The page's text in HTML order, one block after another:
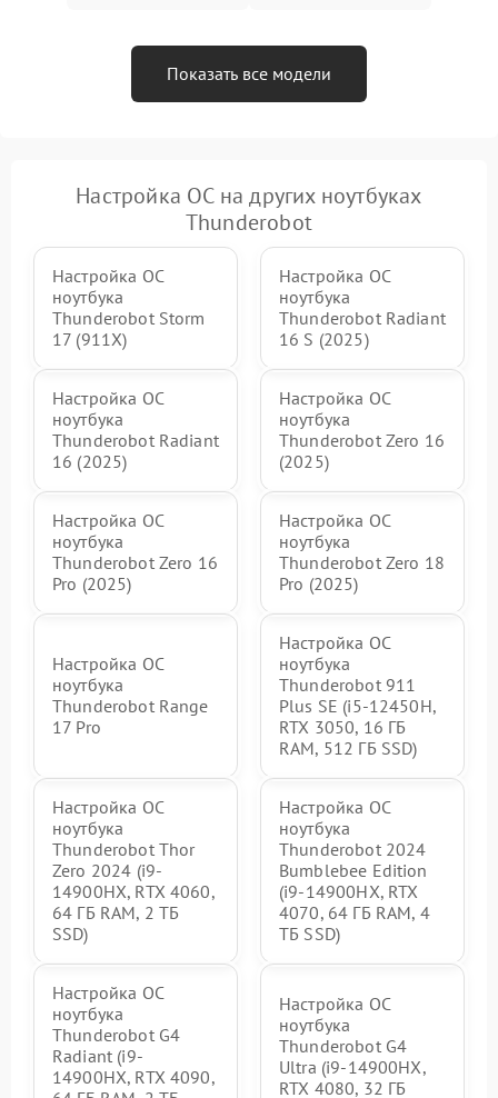
Показать все модели
Настройка ОС на других ноутбуках
Thunderobot
Настройка ОС
ноутбука
Thunderobot Storm
17 (911X)
Настройка ОС
ноутбука
Thunderobot Radiant
16 S (2025)
Настройка ОС
ноутбука
Thunderobot Radiant
16 (2025)
Настройка ОС
ноутбука
Thunderobot Zero 16
(2025)
Настройка ОС
ноутбука
Thunderobot Zero 16
Pro (2025)
Настройка ОС
ноутбука
Thunderobot Zero 18
Pro (2025)
Настройка ОС
ноутбука
Thunderobot Range
17 Pro
Настройка ОС
ноутбука
Thunderobot 911
Plus SE (i5-12450H,
RTX 3050, 16 ГБ
RAM, 512 ГБ SSD)
Настройка ОС
ноутбука
Thunderobot Thor
Zero 2024 (i9-
14900HX, RTX 4060,
64 ГБ RAM, 2 ТБ
SSD)
Настройка ОС
ноутбука
Thunderobot 2024
Bumblebee Edition
(i9-14900HX, RTX
4070, 64 ГБ RAM, 4
ТБ SSD)
Настройка ОС
ноутбука
Thunderobot G4
Radiant (i9-
14900HX, RTX 4090,
Настройка ОС
ноутбука
Thunderobot G4
Ultra (i9-14900HX,
RTX 4080, 32 ГБ